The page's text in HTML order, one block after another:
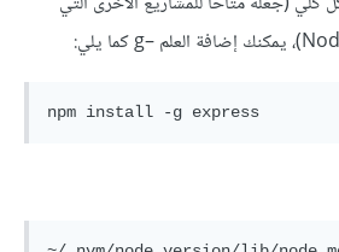
npm install -g express